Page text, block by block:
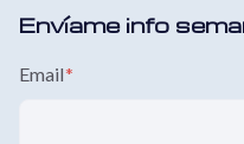
Envíame info
Email*